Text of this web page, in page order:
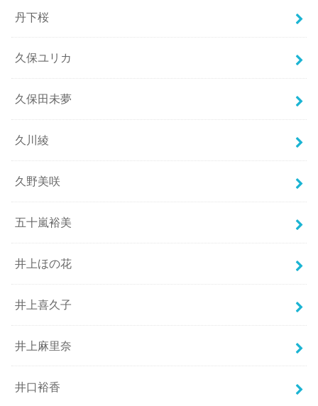
丹下桜
久保ユリカ
久保田未夢
久川綾
久野美咲
五十嵐裕美
井上ほの花
井上喜久子
井上麻里奈
井口裕香